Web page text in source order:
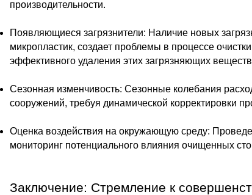
производительности.
Появляющиеся загрязнители: Наличие новых
микропластик, создает проблемы в процессе
эффективного удаления этих загрязняющих
Сезонная изменчивость: Сезонные колебания
сооружений, требуя динамической корректировки
Оценка воздействия на окружающую среду:
мониторинг потенциального влияния очищенных
Заключение: Стремление к